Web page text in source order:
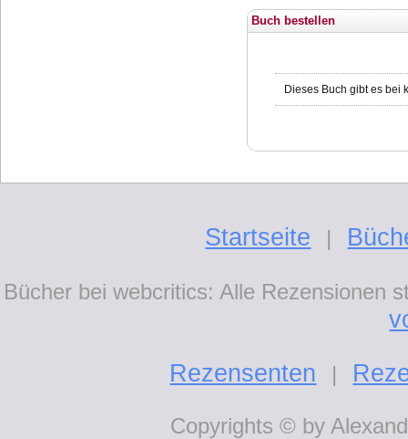
Buch bestellen
Dieses Buch gibt es bei
Startseite |
Bücher bei webcritics: Alle Rezensionen
Rezensenten
|
Copyrights © by